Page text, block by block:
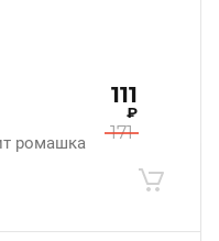
ромашка 171
111
₽